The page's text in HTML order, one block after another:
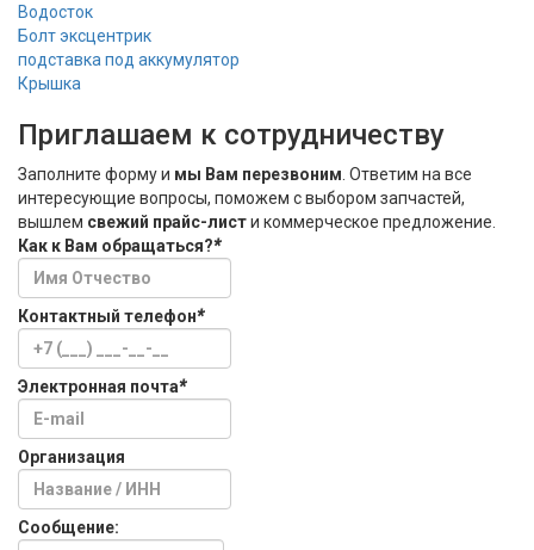
Водосток
Болт эксцентрик
подставка под аккумулятор
Крышка
Приглашаем к сотрудничеству
Заполните форму и мы Вам перезвоним . Ответим на все
интересующие вопросы, поможем с выбором запчастей,
вышлем свежий прайс-листи коммерческое предложение.
Как к Вам обращаться?*
Контактный телефон*
Электронная почта*
Организация
Сообщение: